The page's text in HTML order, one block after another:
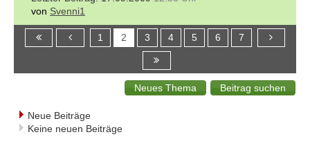
von Svenni1
1 2 3 4 5 6 7
Neue Beiträge
Keine neuen Beiträge